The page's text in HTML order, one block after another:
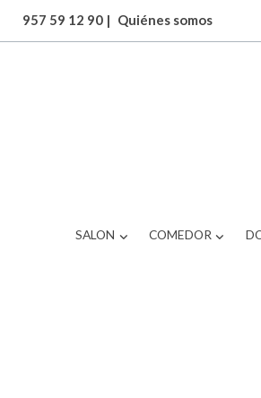
957 59 12 90 | Quiénes somos
SALON COMEDOR